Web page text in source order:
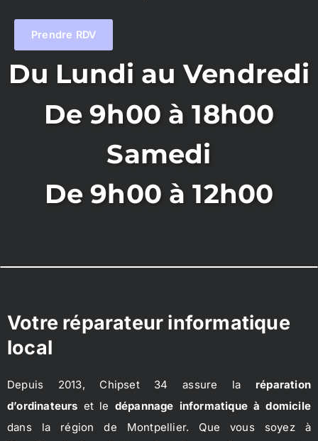
Prendre RDV
Du Lundi au Vendredi
De 9h00 à 18h00
Samedi
De 9h00 à 12h00
Votre réparateur informatique
local
Depuis 2013, Chipset 34 assure la réparation
d’ordinateurs et le dépannage informatique à domicile
dans la région de Montpellier. Que vous soyez à